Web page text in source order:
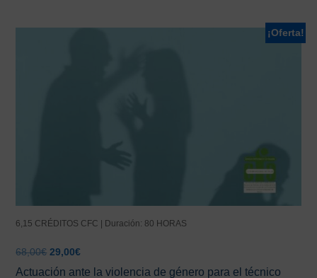
¡Oferta!
6,15 CRÉDITOS CFC | Duración: 80 HORAS
68,00€ El
precio
29,00€El
precio
Actuación ante la violencia de género para el técnico